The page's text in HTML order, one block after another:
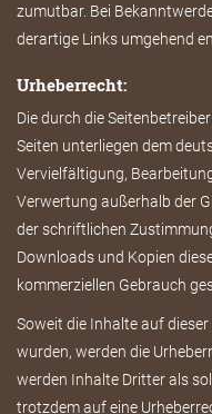
zumutbar. Bei
derartige Links umgehend
Urheberrecht:
Die durch die
Seiten unterliegen dem
Vervielfältigung,
Verwertung außerhalb der
der schriftlichen
Downloads und Kopien
kommerziellen Gebrauch
Soweit die Inhalte auf
wurden, werden die
werden Inhalte Dritter als
trotzdem auf eine